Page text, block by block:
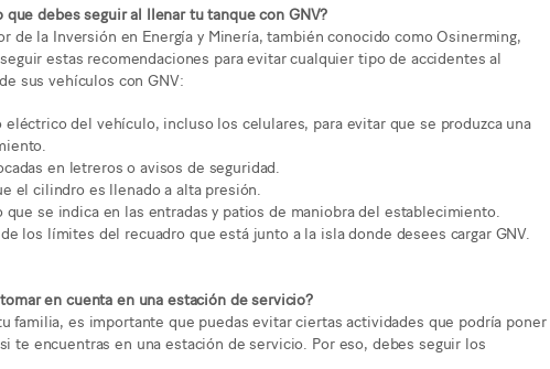
debes seguir al llenar tu tanque con GNV?
de la Inversión en Energía y Minería, también conocido como Osinerming,
estas recomendaciones para evitar cualquier tipo de accidentes al
sus vehículos con GNV:
del vehículo, incluso los celulares, para evitar que se produzca una
en letreros o avisos de seguridad.
el cilindro es llenado a alta presión.
se indica en las entradas y patios de maniobra del establecimiento.
los límites del recuadro que está junto a la isla donde desees cargar GNV.
en cuenta en una estación de servicio?
familia, es importante que puedas evitar ciertas actividades que podría poner
te encuentras en una estación de servicio. Por eso, debes seguir los